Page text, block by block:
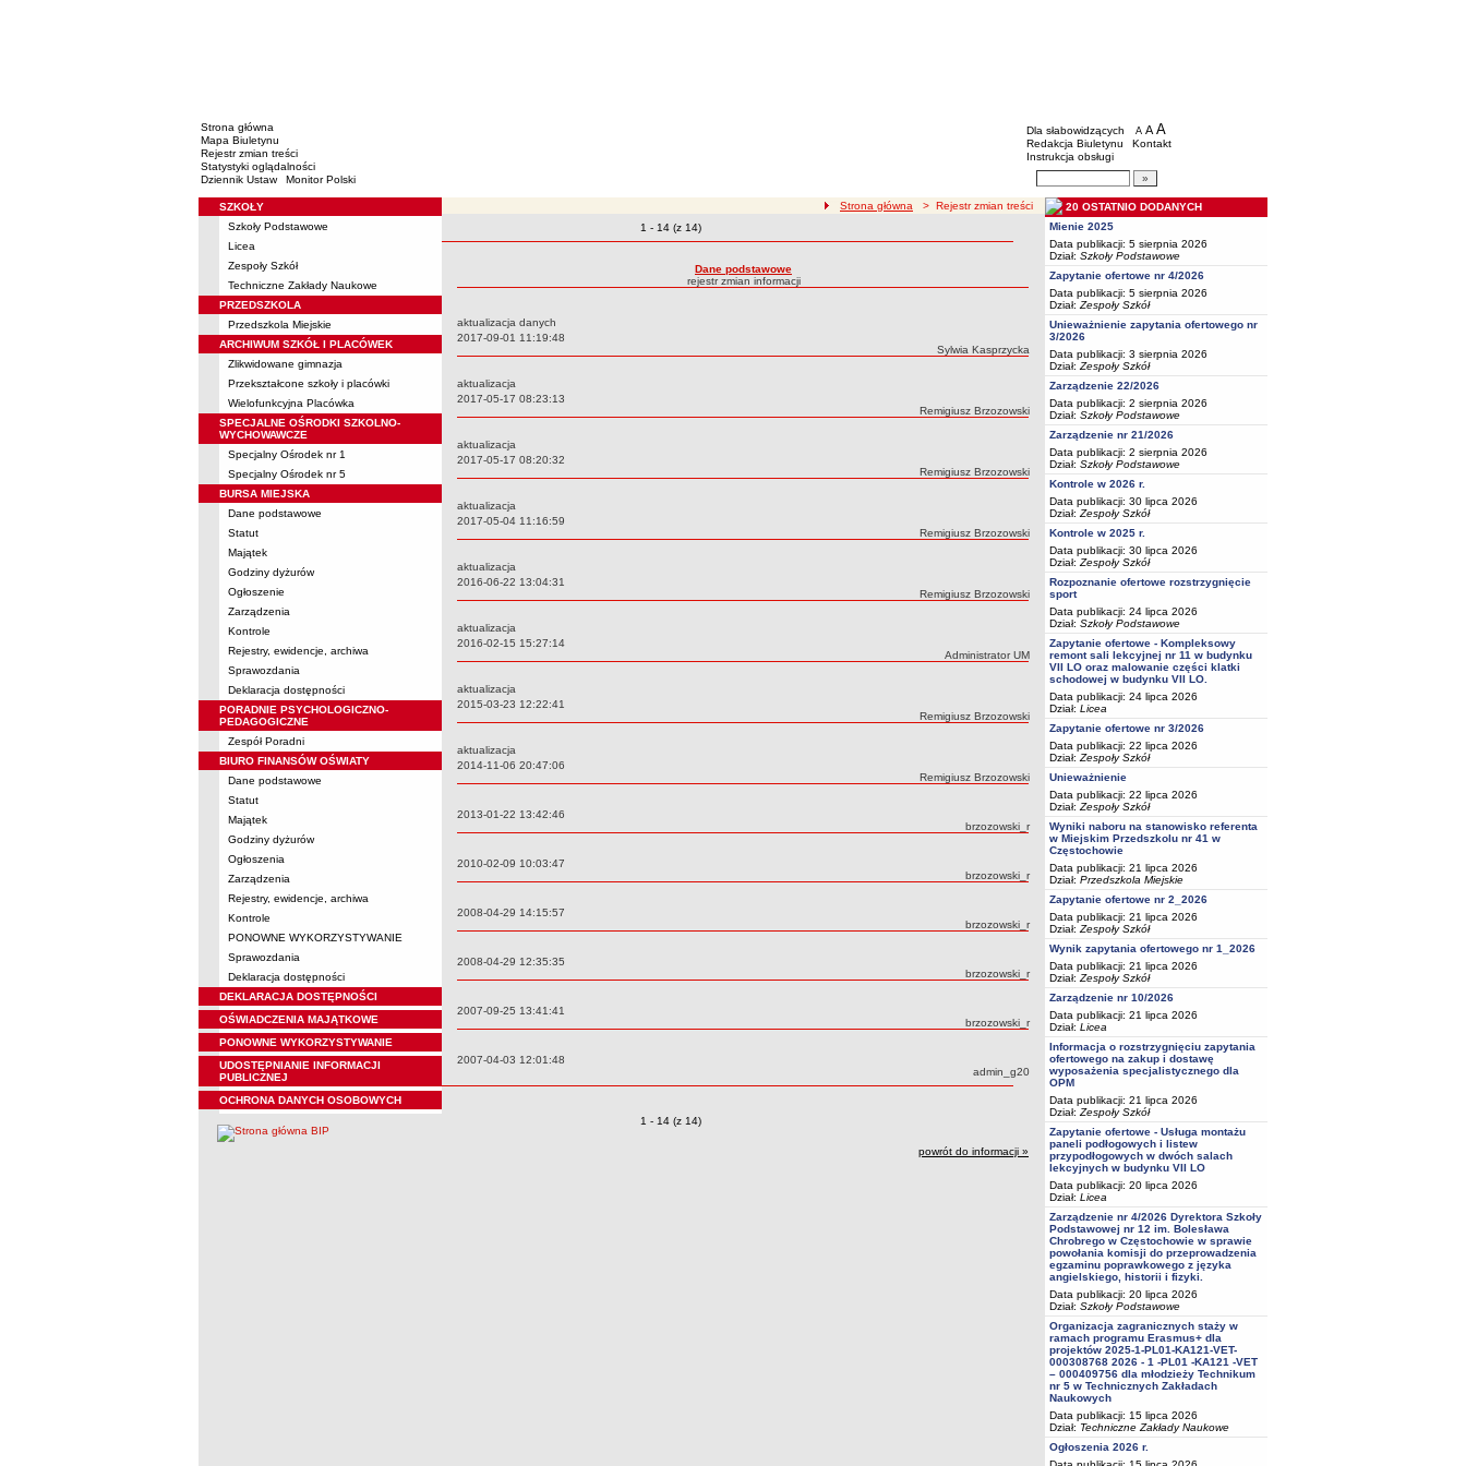
Strona główna
Mapa Biuletynu
Rejestr zmian treści
Statystyki oglądalności
Dziennik Ustaw
Monitor Polski
BIP - Oświata Częstochowa
Menu dodatkowe
Dla słabowidzących A pomniejsz czcionkę
A standardowy rozmiar czcionki
A
Redakcja Biuletynu
Kontakt
Instrukcja obsługi
Wyszukiwarka artykułów
Menu
SZKOŁY
Szkoły Podstawowe
Licea
Zespoły Szkół
Techniczne Zakłady Naukowe
PRZEDSZKOLA
Przedszkola Miejskie
ARCHIWUM SZKÓŁ I PLACÓWEK
Zlikwidowane gimnazja
Przekształcone szkoły i placówki
Wielofunkcyjna Placówka
SPECJALNE OŚRODKI SZKOLNO-
WYCHOWAWCZE
Specjalny Ośrodek nr 1
Specjalny Ośrodek nr 5
BURSA MIEJSKA
Dane podstawowe
Statut
Majątek
Godziny dyżurów
Ogłoszenie
Zarządzenia
Kontrole
Rejestry, ewidencje, archiwa
Sprawozdania
Deklaracja dostępności
PORADNIE PSYCHOLOGICZNO-
PEDAGOGICZNE
Zespół Poradni
BIURO FINANSÓW OŚWIATY
Dane podstawowe
Statut
Majątek
Godziny dyżurów
Ogłoszenia
Zarządzenia
Rejestry, ewidencje, archiwa
Kontrole
PONOWNE WYKORZYSTYWANIE
Sprawozdania
Deklaracja dostępności
DEKLARACJA DOSTĘPNOŚCI
OŚWIADCZENIA MAJĄTKOWE
PONOWNE WYKORZYSTYWANIE
UDOSTĘPNIANIE INFORMACJI
PUBLICZNEJ
OCHRONA DANYCH OSOBOWYCH
ścieżka nawigacji
Strona główna > Rejestr zmian treści
Zmiany o pozycjach
1 - 14 (z 14)
Dane podstawowe
rejestr zmian informacji
aktualizacja danych
Data:
2017-09-01 11:19:48
Autor:
Sylwia Kasprzycka
aktualizacja
Data:
2017-05-17 08:23:13
Autor:
Remigiusz Brzozowski
aktualizacja
Data:
2017-05-17 08:20:32
Autor:
Remigiusz Brzozowski
aktualizacja
Data:
2017-05-04 11:16:59
Autor:
Remigiusz Brzozowski
aktualizacja
Data:
2016-06-22 13:04:31
Autor:
Remigiusz Brzozowski
aktualizacja
Data:
2016-02-15 15:27:14
Autor:
Administrator UM
aktualizacja
Data:
2015-03-23 12:22:41
Autor:
Remigiusz Brzozowski
aktualizacja
Data:
2014-11-06 20:47:06
Autor:
Remigiusz Brzozowski
Data:
2013-01-22 13:42:46
Autor:
brzozowski_r
Data:
2010-02-09 10:03:47
Autor:
brzozowski_r
Data:
2008-04-29 14:15:57
Autor:
brzozowski_r
Data:
2008-04-29 12:35:35
Autor:
brzozowski_r
Data:
2007-09-25 13:41:41
Autor:
brzozowski_r
Data:
2007-04-03 12:01:48
Autor:
admin_g20
Zmiany o pozycjach
1 - 14 (z 14)
powrót do informacji »
20 OSTATNIO DODANYCH
Mienie 2025
Data publikacji: 5 sierpnia 2026
Dział: Szkoły Podstawowe
Zapytanie ofertowe nr 4/2026
Data publikacji: 5 sierpnia 2026
Dział: Zespoły Szkół
Unieważnienie zapytania ofertowego nr
3/2026
Data publikacji: 3 sierpnia 2026
Dział: Zespoły Szkół
Zarządzenie 22/2026
Data publikacji: 2 sierpnia 2026
Dział: Szkoły Podstawowe
Zarządzenie nr 21/2026
Data publikacji: 2 sierpnia 2026
Dział: Szkoły Podstawowe
Kontrole w 2026 r.
Data publikacji: 30 lipca 2026
Dział: Zespoły Szkół
Kontrole w 2025 r.
Data publikacji: 30 lipca 2026
Dział: Zespoły Szkół
Rozpoznanie ofertowe rozstrzygnięcie
sport
Data publikacji: 24 lipca 2026
Dział: Szkoły Podstawowe
Zapytanie ofertowe - Kompleksowy
remont sali lekcyjnej nr 11 w budynku
VII LO oraz malowanie części klatki
schodowej w budynku VII LO.
Data publikacji: 24 lipca 2026
Dział: Licea
Zapytanie ofertowe nr 3/2026
Data publikacji: 22 lipca 2026
Dział: Zespoły Szkół
Unieważnienie
Data publikacji: 22 lipca 2026
Dział: Zespoły Szkół
Wyniki naboru na stanowisko referenta
w Miejskim Przedszkolu nr 41 w
Częstochowie
Data publikacji: 21 lipca 2026
Dział: Przedszkola Miejskie
Zapytanie ofertowe nr 2_2026
Data publikacji: 21 lipca 2026
Dział: Zespoły Szkół
Wynik zapytania ofertowego nr 1_2026
Data publikacji: 21 lipca 2026
Dział: Zespoły Szkół
Zarządzenie nr 10/2026
Data publikacji: 21 lipca 2026
Dział: Licea
Informacja o rozstrzygnięciu zapytania
ofertowego na zakup i dostawę
wyposażenia specjalistycznego dla
OPM
Data publikacji: 21 lipca 2026
Dział: Zespoły Szkół
Zapytanie ofertowe - Usługa montażu
paneli podłogowych i listew
przypodłogowych w dwóch salach
lekcyjnych w budynku VII LO
Data publikacji: 20 lipca 2026
Dział: Licea
Zarządzenie nr 4/2026 Dyrektora Szkoły
Podstawowej nr 12 im. Bolesława
Chrobrego w Częstochowie w sprawie
powołania komisji do przeprowadzenia
egzaminu poprawkowego z języka
angielskiego, historii i fizyki.
Data publikacji: 20 lipca 2026
Dział: Szkoły Podstawowe
Organizacja zagranicznych staży w
ramach programu Erasmus+ dla
projektów 2025-1-PL01-KA121-VET-
000308768 2026 - 1 -PL01 -KA121 -VET
– 000409756 dla młodzieży Technikum
nr 5 w Technicznych Zakładach
Naukowych
Data publikacji: 15 lipca 2026
Dział: Techniczne Zakłady Naukowe
Ogłoszenia 2026 r.